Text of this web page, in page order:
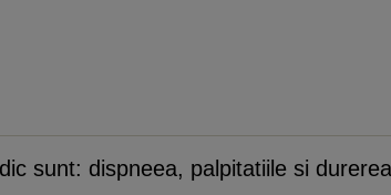
sunt: dispneea, palpitatiile si